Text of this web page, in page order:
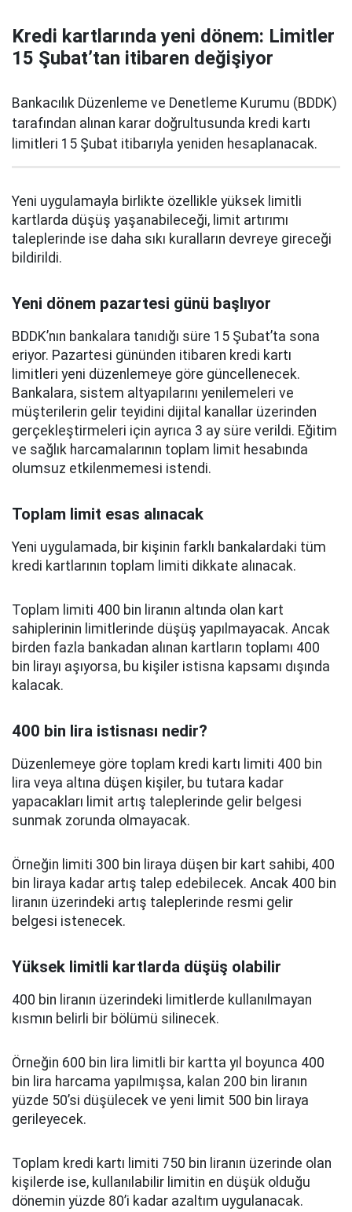
Kredi kartlarında yeni dönem: Limitler
15 Şubat’tan itibaren değişiyor
Bankacılık Düzenleme ve Denetleme Kurumu (BDDK)
tarafından alınan karar doğrultusunda kredi kartı
limitleri 15 Şubat itibarıyla yeniden hesaplanacak.
Yeni uygulamayla birlikte özellikle yüksek limitli
kartlarda düşüş yaşanabileceği, limit artırımı
taleplerinde ise daha sıkı kuralların devreye gireceği
bildirildi.
Yeni dönem pazartesi günü başlıyor
BDDK’nın bankalara tanıdığı süre 15 Şubat’ta sona
eriyor. Pazartesi gününden itibaren kredi kartı
limitleri yeni düzenlemeye göre güncellenecek.
Bankalara, sistem altyapılarını yenilemeleri ve
müşterilerin gelir teyidini dijital kanallar üzerinden
gerçekleştirmeleri için ayrıca 3 ay süre verildi. Eğitim
ve sağlık harcamalarının toplam limit hesabında
olumsuz etkilenmemesi istendi.
Toplam limit esas alınacak
Yeni uygulamada, bir kişinin farklı bankalardaki tüm
kredi kartlarının toplam limiti dikkate alınacak.
Toplam limiti 400 bin liranın altında olan kart
sahiplerinin limitlerinde düşüş yapılmayacak. Ancak
birden fazla bankadan alınan kartların toplamı 400
bin lirayı aşıyorsa, bu kişiler istisna kapsamı dışında
kalacak.
400 bin lira istisnası nedir?
Düzenlemeye göre toplam kredi kartı limiti 400 bin
lira veya altına düşen kişiler, bu tutara kadar
yapacakları limit artış taleplerinde gelir belgesi
sunmak zorunda olmayacak.
Örneğin limiti 300 bin liraya düşen bir kart sahibi, 400
bin liraya kadar artış talep edebilecek. Ancak 400 bin
liranın üzerindeki artış taleplerinde resmi gelir
belgesi istenecek.
Yüksek limitli kartlarda düşüş olabilir
400 bin liranın üzerindeki limitlerde kullanılmayan
kısmın belirli bir bölümü silinecek.
Örneğin 600 bin lira limitli bir kartta yıl boyunca 400
bin lira harcama yapılmışsa, kalan 200 bin liranın
yüzde 50’si düşülecek ve yeni limit 500 bin liraya
gerileyecek.
Toplam kredi kartı limiti 750 bin liranın üzerinde olan
kişilerde ise, kullanılabilir limitin en düşük olduğu
dönemin yüzde 80’i kadar azaltım uygulanacak.